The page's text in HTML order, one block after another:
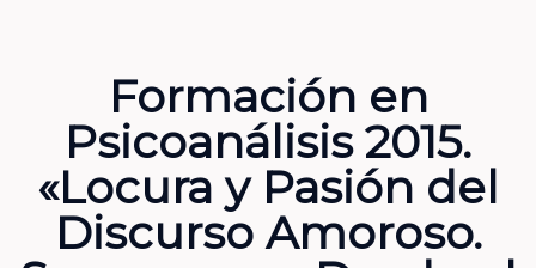
Formación en
Psicoanálisis 2015.
«Locura y Pasión del
Discurso Amoroso.